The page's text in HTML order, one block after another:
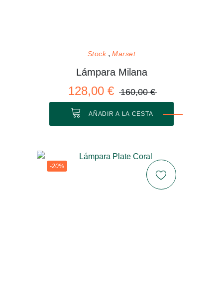
Stock Marset
Lámpara Milana
128,00 € 160,00 €
AÑADIR A LA CESTA
-20%